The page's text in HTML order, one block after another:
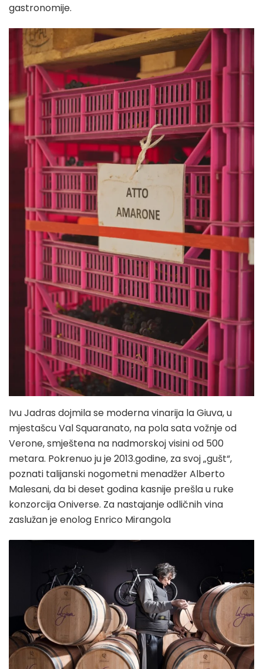
gastronomije.
Ivu Jadras dojmila se moderna vinarija la Giuva, u
mjestašcu Val Squaranato, na pola sata vožnje od
Verone, smještena na nadmorskoj visini od 500
metara. Pokrenuo ju je 2013.godine, za svoj „gušt“,
poznati talijanski nogometni menadžer Alberto
Malesani, da bi deset godina kasnije prešla u ruke
konzorcija Oniverse. Za nastajanje odličnih vina
zaslužan je enolog Enrico Mirangola